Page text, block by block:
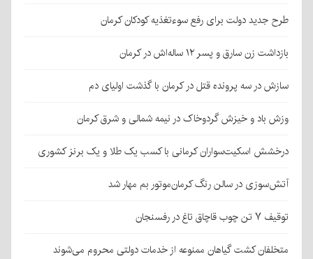
طرح جدید دولت برای رفع سوءتغذیه کودکان کرمان
بازداشت زن سارق و پسر ۱۲ ساله‌اش در کرمان
سازش در سه پرونده قتل در کرمان با گذشت اولیای دم
وزش باد و خیزش گردوخاک در نیمه شمالی و شرق کرمان
درخشش اسکیت‌سواران کرمانی با کسب یک طلا و یک برنز کشوری
آتش‌سوزی در سالن رنگ کرمان‌موتور بم مهار شد
توقیف ۷ تن چوب قاچاق تاغ در رفسنجان
متخلفان کشت گیاهان ممنوعه از خدمات دولتی محروم می‌شوند